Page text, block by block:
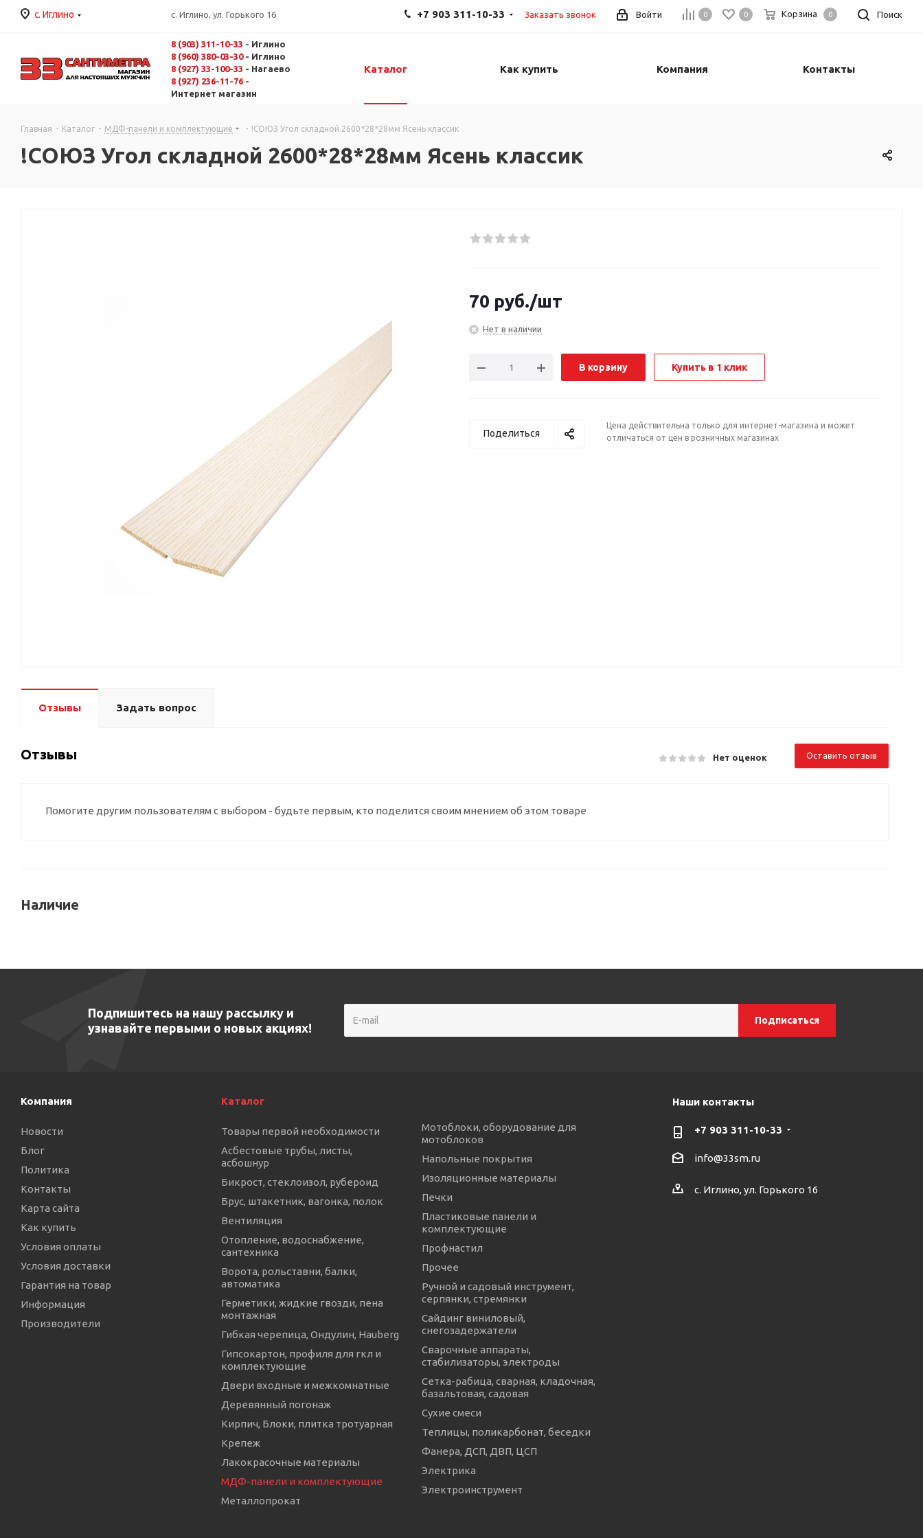
с. Иглино с. Иглино, ул. Горького 16 Поиск
0 0 Корзина 0
Войти
+7 903 311-10-33 Заказать звонок
8 (903) 311-10-33 - Иглино
8 (960) 380-03-30- Иглино
8 (927) 33-100-33 - Нагаево
8 (927) 236-11-76 -
Интернет магазин
Каталог Как купить Компания Контакты
Главная - Каталог - МДФ-панели и комплектующие - !СОЮЗ Угол складной 2600*28*28мм Ясень классик
!СОЮЗ Угол складной 2600*28*28мм Ясень классик
70 руб./шт
Нет в наличии
В корзину Купить в 1 клик
Поделиться
Цена действительна только для интернет-магазина и может
отличаться от цен в розничных магазинах
Отзывы Задать вопрос
Отзывы Нет оценок Оставить отзыв
Помогите другим пользователям с выбором - будьте первым, кто поделится своим мнением об этом товаре
Наличие
Подпишитесь на нашу рассылку и
узнавайте первыми о новых акциях!
Компания
Новости
Блог
Политика
Контакты
Карта сайта
Как купить
Условия оплаты
Условия доставки
Гарантия на товар
Информация
Производители
Каталог
Товары первой необходимости
Асбестовые трубы, листы,
асбошнур
Бикрост, стеклоизол, рубероид
Брус, штакетник, вагонка, полок
Вентиляция
Отопление, водоснабжение,
сантехника
Ворота, рольставни, балки,
автоматика
Герметики, жидкие гвозди, пена
монтажная
Гибкая черепица, Ондулин, Hauberg
Гипсокартон, профиля для гкл и
комплектующие
Двери входные и межкомнатные
Деревянный погонаж
Кирпич, Блоки, плитка тротуарная
Крепеж
Лакокрасочные материалы
МДФ-панели и комплектующие
Металлопрокат
Мотоблоки, оборудование для
мотоблоков
Напольные покрытия
Изоляционные материалы
Печки
Пластиковые панели и
комплектующие
Профнастил
Прочее
Ручной и садовый инструмент,
серпянки, стремянки
Сайдинг виниловый,
снегозадержатели
Сварочные аппараты,
стабилизаторы, электроды
Сетка-рабица, сварная, кладочная,
базальтовая, садовая
Сухие смеси
Теплицы, поликарбонат, беседки
Фанера, ДСП, ДВП, ЦСП
Электрика
Электроинструмент
Наши контакты
+7 903 311-10-33
info@33sm.ru
с. Иглино, ул. Горького 16